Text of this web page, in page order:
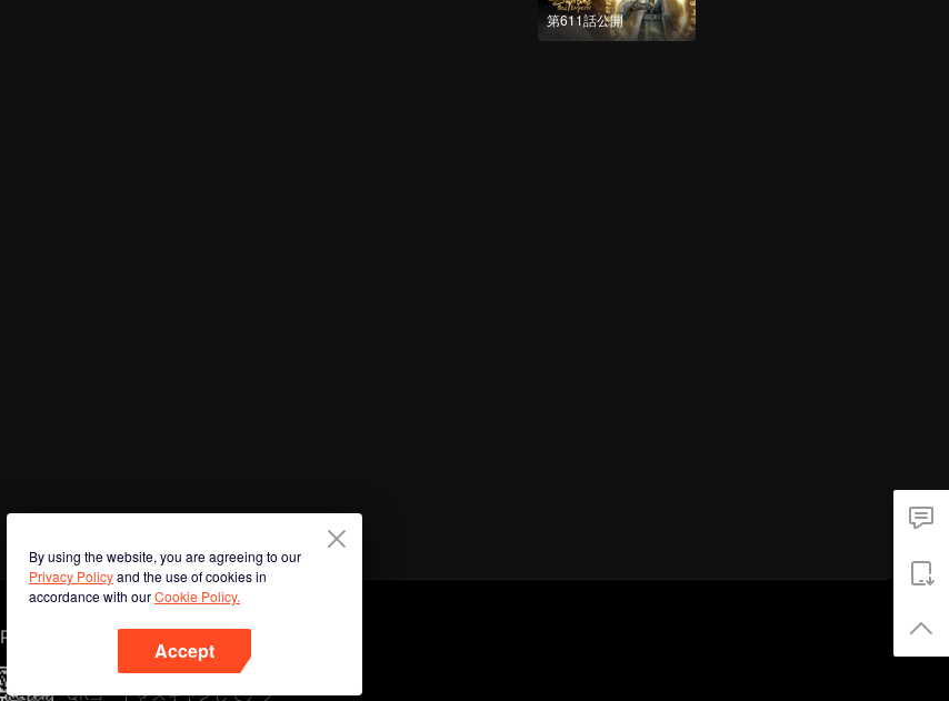
第611話公開
By using the website, you are agreeing to our
Privacy Policyand the use of cookies in
accordance with ourCookie Policy.
Accept
Phone
QRコードをスキャンしてアプ